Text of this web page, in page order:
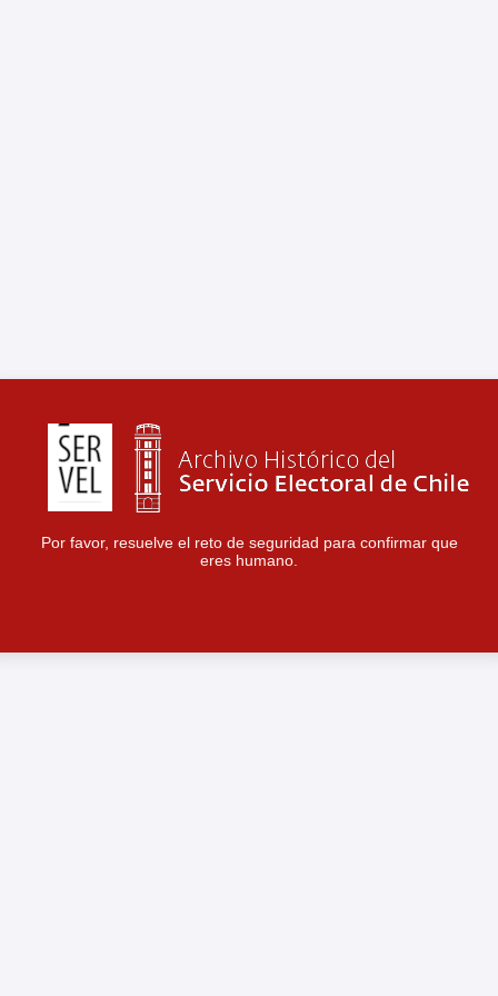
Por favor, resuelve el reto de seguridad para confirmar que
eres humano.